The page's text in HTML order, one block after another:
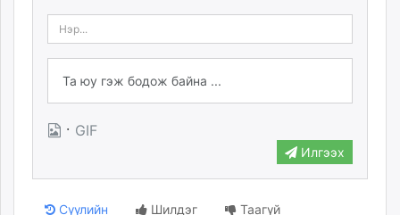
· GIF
Илгээх
Сүүлийн Шилдэг Таагүй